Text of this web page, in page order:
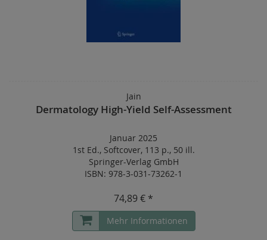
Jain
Dermatology High-Yield Self-Assessment
Januar 2025
1st Ed., Softcover, 113 p., 50 ill.
Springer-Verlag GmbH
ISBN: 978-3-031-73262-1
74,89 € *
Mehr Informationen